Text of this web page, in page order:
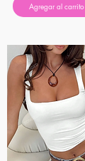
Agregar al carrito